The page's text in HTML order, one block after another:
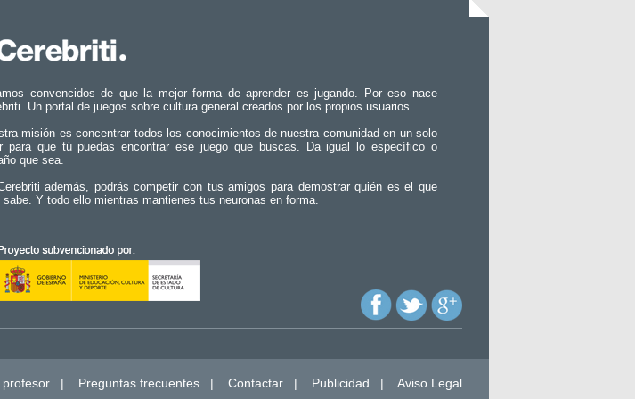
convencidos de que la mejor forma de aprender es jugando. Por eso nace
Un portal de juegos sobre cultura general creados por los propios usuarios.
misión es concentrar todos los conocimientos de nuestra comunidad en un solo
para que tú puedas encontrar ese juego que buscas. Da igual lo específico o
que sea.
además, podrás competir con tus amigos para demostrar quién es el que
sabe. Y todo ello mientras mantienes tus neuronas en forma.
profesor | Preguntas frecuentes | Contactar | Publicidad | Aviso Legal